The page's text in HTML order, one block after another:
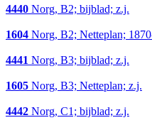
4440 Norg, B2; bijblad; z.j.
1604 Norg, B2; Netteplan;
4441 Norg, B3; bijblad; z.j.
1605 Norg, B3; Netteplan; z.j.
4442 Norg, C1; bijblad; z.j.